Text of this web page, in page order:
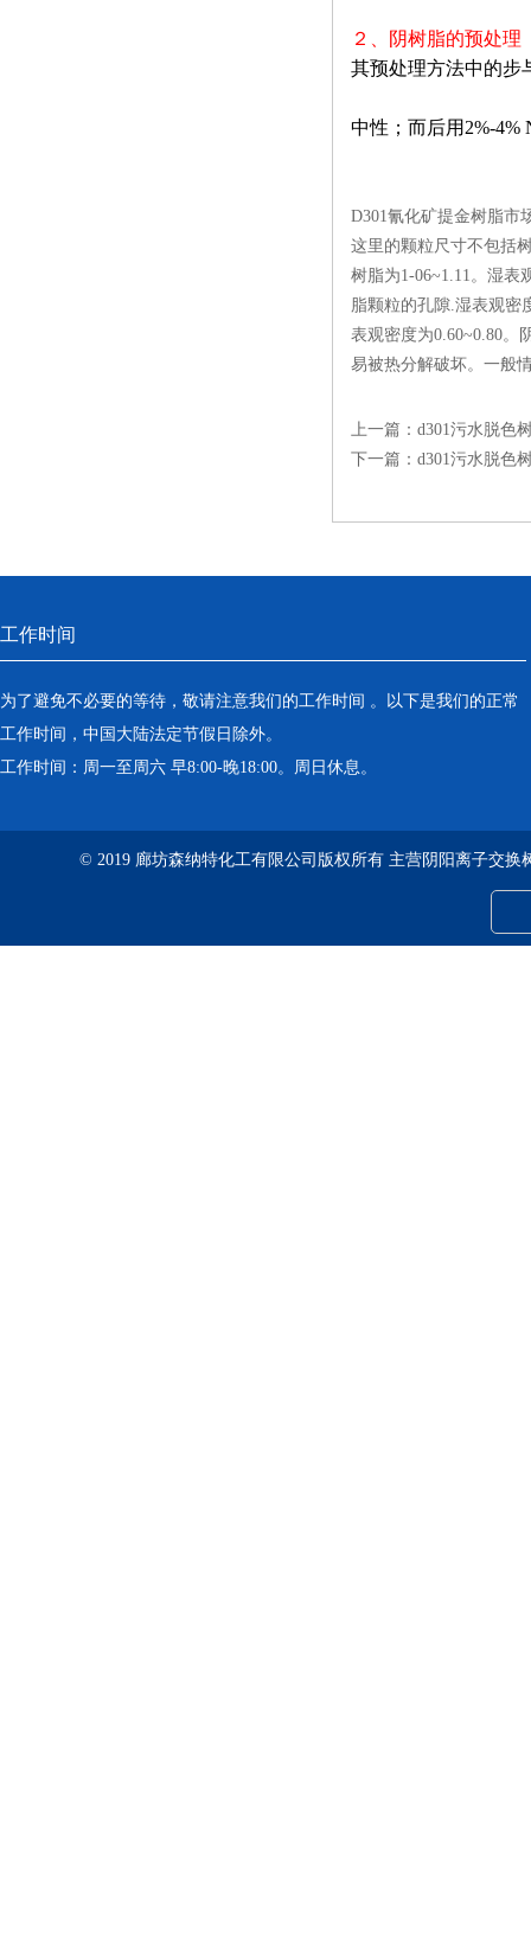
２、阴树脂的预处理
其预处理方法中的步
中性；而后用 2%-4%
D301氰化矿提金树脂市
这里的颗粒尺寸不包括
树脂为1-06~1.11。湿
脂颗粒的孔隙.湿表观密
表观密度为0.60~0.80。
易被热分解破坏。一般
上一篇： d301污水脱色
下一篇： d301污水脱色
工作时间
为了避免不必要的等待，敬请注意我们的工作时间 。以下是我们的正常
工作时间，中国大陆法定节假日除外。
工作时间：周一至周六 早8:00-晚18:00。周日休息。
© 2019 廊坊森纳特化工有限公司版权所有 主营阴阳离子交换